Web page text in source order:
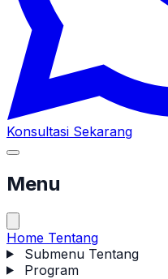
Konsultasi Sekarang
Menu
Home Tentang
Submenu Tentang
Program